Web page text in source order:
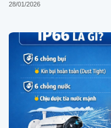
28/01/2026